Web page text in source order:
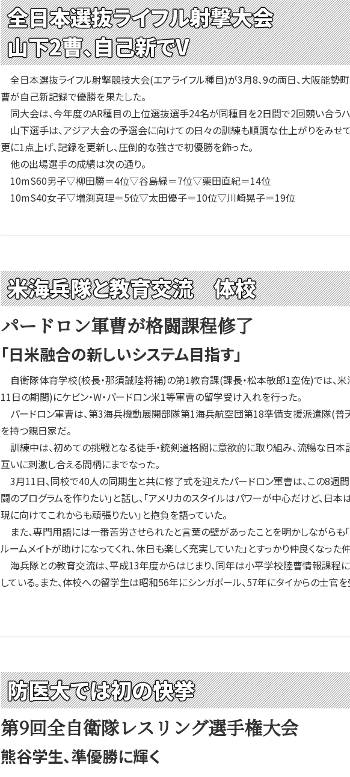
全日本選抜ライフル射撃大会
山下2曹、自己新でV
全日本選抜ライフル射撃競技大会(エアライフル種目)が3月8、9の両日、大阪能勢
曹が自己新記録で優勝を果たした。
同大会は、今年度のAR種目の上位選抜選手24名が同種目を2日間で2回競い合うハ
山下選手は、アジア大会の予選会に向けての日々の訓練も順調な仕上がりをみせ
更に1点上げ、記録を更新し、圧倒的な強さで初優勝を飾った。
他の出場選手の成績は次の通り。
10mS60男子▽柳田勝＝4位▽谷島緑＝7位▽栗田直紀＝14位
10mS40女子▽増渕真理＝5位▽太田優子＝10位▽川崎晃子＝19位
米海兵隊と教育交流 体校
パードロン軍曹が格闘課程修了
「日米融合の新しいシステム目指す」
自衛隊体育学校(校長・那須誠陸将補)の第1教育課(課長・松本敏郎1空佐)では、
11日の期間)にケビン・W・パードロン米1等軍曹の留学受け入れを行った。
パードロン軍曹は、第3海兵機動展開部隊第1海兵航空団第18準備支援派遣隊(普
を持つ親日家だ。
訓練中は、初めての挑戦となる徒手・銃剣道格闘に意欲的に取り組み、流暢な日
互いに刺激し合える間柄にまでなった。
3月11日、同校で40人の同期生と共に修了式を迎えたパードロン軍曹は、この8週
闘のプログラムを作りたい」と話し、「アメリカのスタイルはパワーが中心だけど、
現に向けてこれからも頑張りたい」と抱負を語っていた。
また、専門用語には一番苦労させられたと言葉の壁があったことを明かしながらも
ルームメイトが助けになってくれ、休日も楽しく充実していた」とすっかり仲良くなった
海兵隊との教育交流は、平成13年度からはじまり、同年は小平学校陸曹情報課
している。また、体校への留学生は昭和56年にシンガポール、57年にタイからの士官
防医大では初の快挙
第9回全自衛隊レスリング選手権大会
熊谷学生、準優勝に輝く